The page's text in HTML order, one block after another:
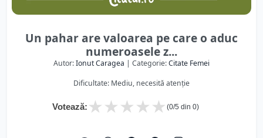
Un pahar are valoarea pe care o aduc
numeroasele z...
Autor:Ionut Caragea | Categorie:Citate Femei
Dificultate: Mediu, necesită atenție
Votează: ★
★
★
★
★ (0/5 din 0)